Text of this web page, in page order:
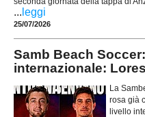
... leggi
25/07/2026
Samb Beach
internazionale:
La
rosa già
livello